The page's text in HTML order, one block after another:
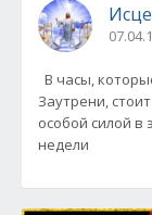
В часы,
Заутрени,
особой силой в
недели